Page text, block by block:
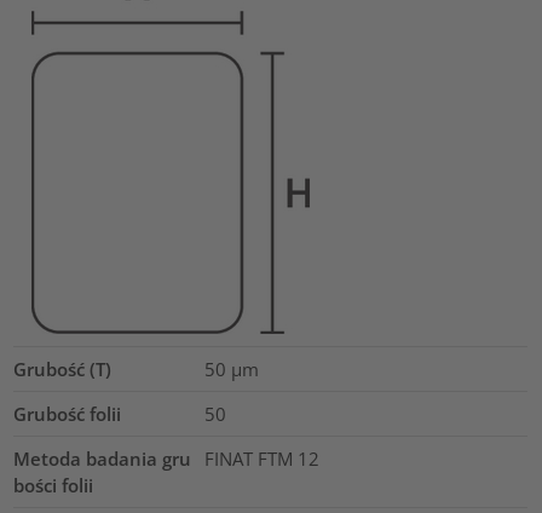
Grubość (T) 50 µm
Grubość folii
50
Metoda badania gru
bości folii
FINAT FTM 12